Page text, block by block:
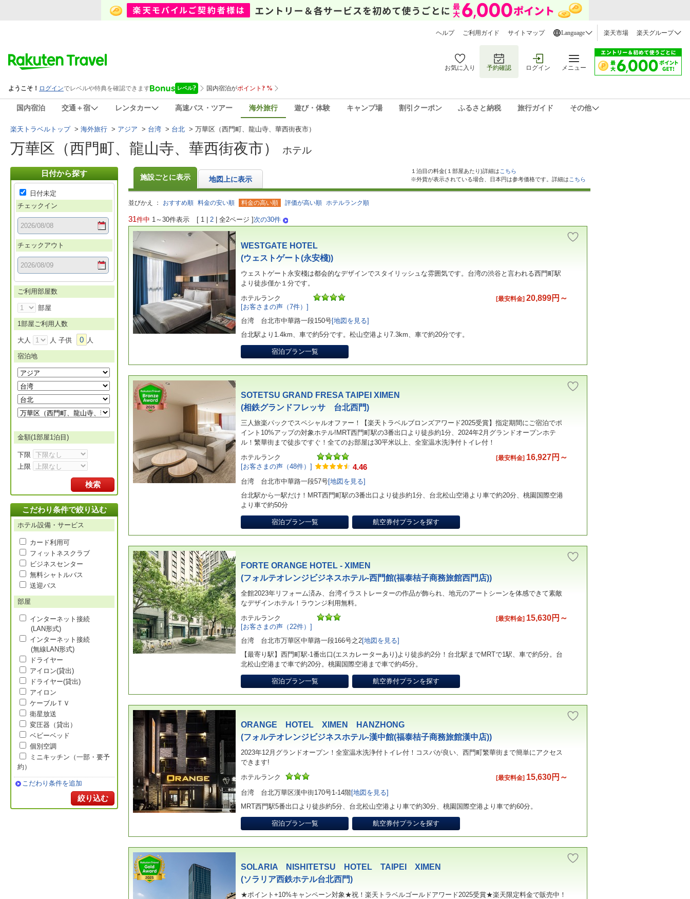
ヘルプ ご利用ガイド サイトマップ Language 楽天市場 楽天グループ
お気に入り 予約確認 ログイン メニュー
国内宿泊 交通＋宿 レンタカー 高速バス・ツアー 海外旅行 遊び・体験 キャンプ場 割引クーポン ふるさと納税 旅行ガイド その他
楽天トラベルトップ> 海外旅行 > アジア > 台湾 > 台北 > 万華区（西門町、龍山寺、華西街夜市）
万華区（西門町、龍山寺、華西街夜市） ホテル
施設ごとに表示 地図上に表示
１泊目の料金(１部屋あたり)詳細は こちら
※外貨が表示されている場合、日本円は参考価格です。詳細は こちら
並びかえ ： おすすめ順 料金の安い順 料金の高い順 評価が高い順 ホテルランク順
31件中 1～30件表示 [ 1 2 全2ページ ]次の30件
WESTGATE HOTEL
(ウェストゲート(永安棧))
ウェストゲート永安棧は都会的なデザインでスタイリッシュな雰囲気です。台湾の渋谷と言われる西門町駅
より徒歩僅か１分です。
[最安料金] 20,899円～
ホテルランク
[お客さまの声（7件）]
台湾 台北市中華路一段150号[地図を見る]
台北駅より1.4km、車で約5分です。松山空港より7.3km、車で約20分です。
宿泊プラン一覧
SOTETSU GRAND FRESA TAIPEI XIMEN
(相鉄グランドフレッサ 台北西門)
三人旅楽パックでスペシャルオファー！【楽天トラベルブロンズアワード2025受賞】指定期間にご宿泊でポ
イント10%アップの対象ホテル!MRT西門町駅の3番出口より徒歩約1分、2024年2月グランドオープンホテ
ル！繁華街まで徒歩ですぐ！全てのお部屋は30平米以上、全室温水洗浄付トイレ付！
[最安料金] 16,927円～
ホテルランク
[お客さまの声（48件）]
4.46
台湾 台北市中華路一段57号[地図を見る]
台北駅から一駅だけ！MRT西門町駅の3番出口より徒歩約1分、台北松山空港より車で約20分、桃園国際空港
より車で約50分
宿泊プラン一覧 航空券付プランを探す
FORTE ORANGE HOTEL - XIMEN
(フォルテオレンジビジネスホテル-西門館(福泰桔子商務旅館西門店))
全館2023年リフォーム済み、台湾イラストレーターの作品が飾られ、地元のアートシーンを体感できて素敵
なデザインホテル！ラウンジ利用無料。
[最安料金] 15,630円～
ホテルランク
[お客さまの声（22件）]
台湾 台北市万華区中華路一段166号之2[地図を見る]
【最寄り駅】西門町駅-1番出口(エスカレーターあり)より徒歩約2分！台北駅までMRTで1駅、車で約5分。台
北松山空港まで車で約20分。桃園国際空港まで車で約45分。
宿泊プラン一覧 航空券付プランを探す
ORANGE HOTEL XIMEN HANZHONG
(フォルテオレンジビジネスホテル-漢中館(福泰桔子商務旅館漢中店))
2023年12月グランドオープン！全室温水洗浄付トイレ付！コスパが良い、西門町繁華街まで簡単にアクセス
できます!
[最安料金] 15,630円～
ホテルランク
台湾 台北万華区漢中街170号1-14階[地図を見る]
MRT西門駅5番出口より徒歩約5分、台北松山空港より車で約30分、桃園国際空港より車で約60分。
宿泊プラン一覧 航空券付プランを探す
SOLARIA NISHITETSU HOTEL TAIPEI XIMEN
(ソラリア西鉄ホテル台北西門)
★ポイント+10%キャンペーン対象★祝！楽天トラベルゴールドアワード2025受賞★楽天限定料金で販売中！
日付から探す
日付未定
チェックイン
チェックアウト
ご利用部屋数
部屋
1部屋ご利用人数
大人 人 子供 0 人
宿泊地
金額(1部屋1泊目)
下限
上限
検索
こだわり条件で絞り込む
ホテル設備・サービス
カード利用可
フィットネスクラブ
ビジネスセンター
無料シャトルバス
送迎バス
部屋
インターネット接続
(LAN形式)
インターネット接続
(無線LAN形式)
ドライヤー
アイロン(貸出)
ドライヤー(貸出)
アイロン
ケーブルＴＶ
衛星放送
変圧器（貸出）
ベビーベッド
個別空調
ミニキッチン（一部・要予
約）
こだわり条件を追加
絞り込む